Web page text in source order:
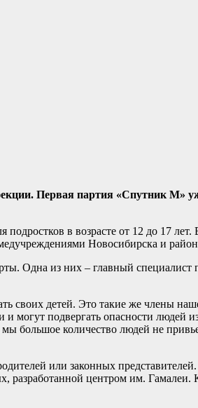
Первая партия «Спутник М»
в возрасте от 12 до 17 лет.
Новосибирска и
Одна из них – главный
своих детей. Это такие же члены
могут подвергать опасности людей
большое количество людей не
или законных
центром им. Гамалеи.